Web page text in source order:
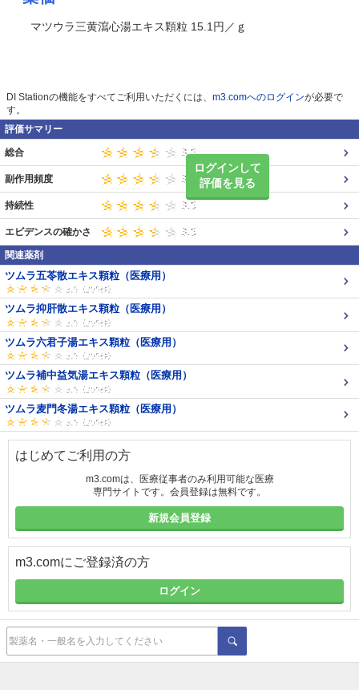
マツウラ三黄瀉心湯エキス顆粒 15.1円／ｇ
DI Stationの機能をすべてご利用いただくには、 m3.comへのログインが必要で
す。
評価サマリー
ログインして
評価を見る
総合
副作用頻度
持続性
エビデンスの確かさ
関連薬剤
ツムラ五苓散エキス顆粒（医療用）
ツムラ抑肝散エキス顆粒（医療用）
ツムラ六君子湯エキス顆粒（医療用）
ツムラ補中益気湯エキス顆粒（医療用）
ツムラ麦門冬湯エキス顆粒（医療用）
はじめてご利用の方
m3.comは、医療従事者のみ利用可能な医療
専門サイトです。会員登録は無料です。
新規会員登録
m3.comにご登録済の方
ログイン